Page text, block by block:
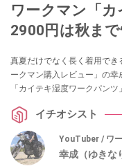
ワークマン「カ
2900円は秋ま
真夏だけでなく長く着用で
ークマン購入レビュー」の
「カイテキ湿度ワークパンツ
イチオシスト
YouTuber / ワ
幸成（ゆきな